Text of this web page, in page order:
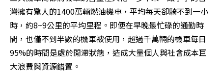
灣擁有驚人的1400萬輛燃油機車，平均每天卻騎不到一小
時，約8~9公里的平均里程。即便在早晚最忙碌的通勤時
間，也僅不到半數的機車被使用，超過千萬輛的機車每日
95%的時間是處於閒滯狀態，造成大量個人與社會成本巨
大浪費與資源錯置。